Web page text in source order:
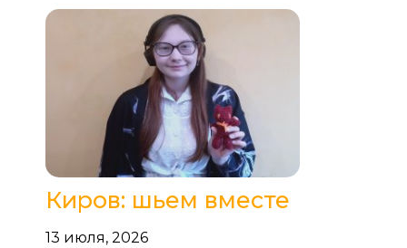
Киров: шьем вместе
13 июля, 2026